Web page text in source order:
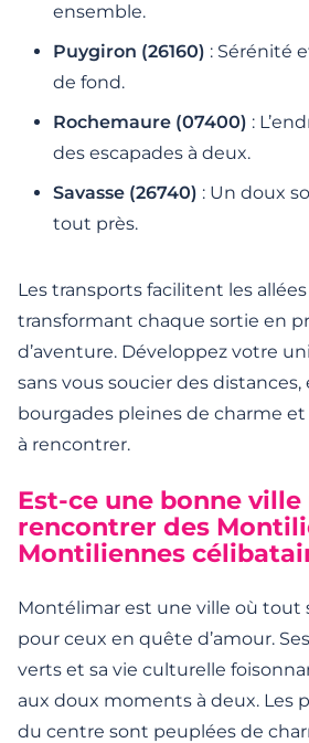
ensemble.
Puygiron (26160) : Sérénité
de fond.
Rochemaure (07400) :
des escapades à deux.
Savasse (26740) : Un doux
tout près.
Les transports facilitent les
transformant chaque sortie en
d’aventure. Développez votre
sans vous soucier des
bourgades pleines de charme
à rencontrer.
Est-ce une bonne ville
rencontrer des
Montiliennes
Montélimar est une ville où tout
pour ceux en quête d’amour.
verts et sa vie culturelle
aux doux moments à deux. Les
du centre sont peuplées de